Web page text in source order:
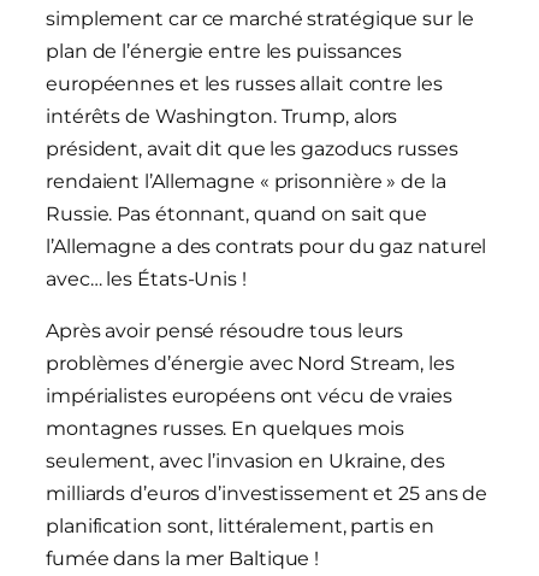
simplement car ce marché stratégique sur le
plan de l’énergie entre les puissances
européennes et les russes allait contre les
intérêts de Washington. Trump, alors
président, avait dit que les gazoducs russes
rendaient l’Allemagne « prisonnière » de la
Russie. Pas étonnant, quand on sait que
l’Allemagne a des contrats pour du gaz naturel
avec… les États-Unis !
Après avoir pensé résoudre tous leurs
problèmes d’énergie avec Nord Stream, les
impérialistes européens ont vécu de vraies
montagnes russes. En quelques mois
seulement, avec l’invasion en Ukraine, des
milliards d’euros d’investissement et 25 ans de
planification sont, littéralement, partis en
fumée dans la mer Baltique !